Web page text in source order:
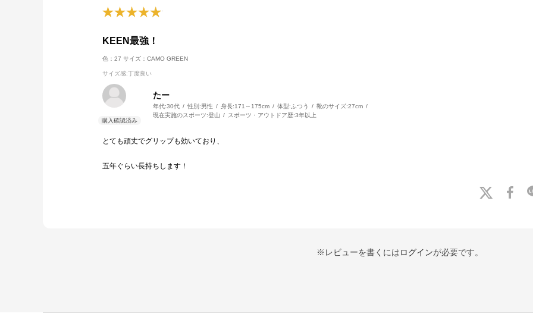
KEEN最強！
色：27 サイズ：CAMO GREEN
サイズ感:丁度良い
たー
年代:30代 性別:男性 身長:171～175cm 体型: ふつう 靴のサイズ:27cm
現在実施のスポーツ:登山 スポーツ・アウトドア歴:3年以上
とても頑丈でグリップも効いており、
五年ぐらい長持ちします！
※レビューを書くにはログインが必要です。